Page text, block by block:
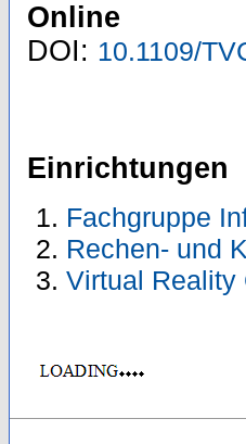
Online
DOI: 10.1109/
Einrichtungen
Fachgruppe
Rechen- und
Virtual Reality